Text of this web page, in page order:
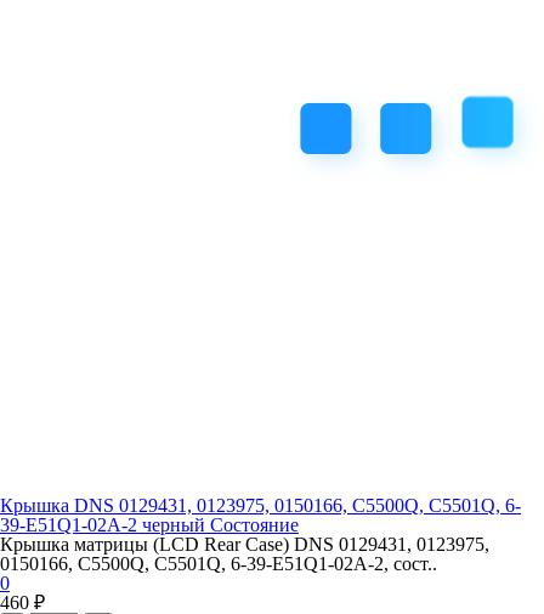
Крышка DNS 0129431, 0123975, 0150166, C5500Q, C5501Q, 6-
39-E51Q1-02A-2 черный Состояние
Крышка матрицы (LCD Rear Case) DNS 0129431, 0123975,
0150166, C5500Q, C5501Q, 6-39-E51Q1-02A-2, сост..
0
460 ₽